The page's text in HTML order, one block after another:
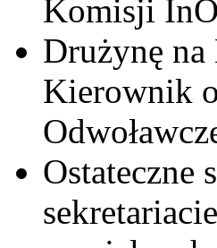
Komisji
Drużynę
Kierownik
Ostateczne